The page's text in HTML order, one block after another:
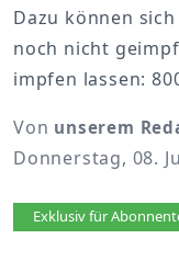
Dazu können
noch nicht
impfen lassen:
Von unserem
Donnerstag, 08.
Artikel
Exklusiv für